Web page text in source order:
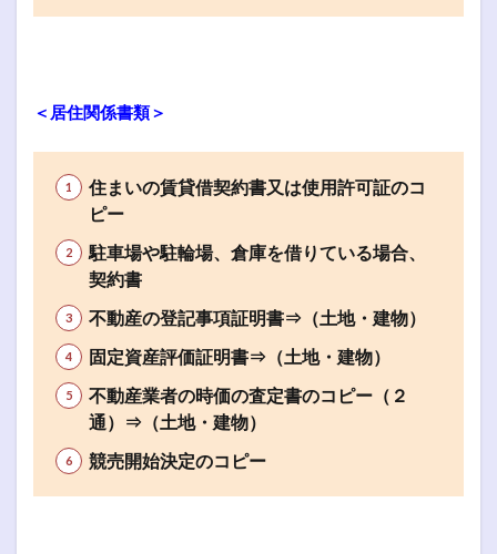
＜居住関係書類＞
住まいの賃貸借契約書又は使用許可証のコ
ピー
駐車場や駐輪場、倉庫を借りている場合、
契約書
不動産の登記事項証明書⇒（土地・建物）
固定資産評価証明書⇒（土地・建物）
不動産業者の時価の査定書のコピー（２
通）⇒（土地・建物）
競売開始決定のコピー